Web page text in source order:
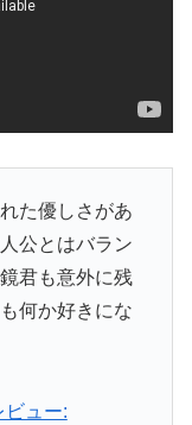
た優しさがあ
公とはバラン
君も意外に残
何か好きにな
ビュー: